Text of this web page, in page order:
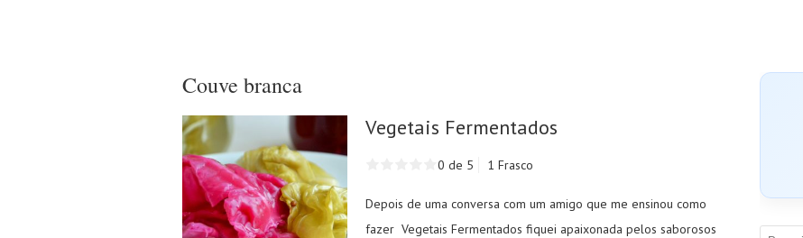
Couve branca
Vegetais Fermentados
0 de 5 1 Frasco
Depois de uma conversa com um amigo que me ensinou como
fazer Vegetais Fermentados fiquei apaixonada pelos saborosos